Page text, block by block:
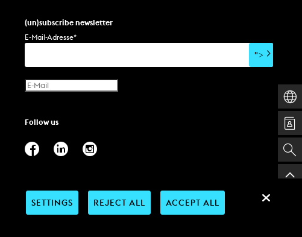
(un)subscribe newsletter
E-Mail-Adresse*
">
Follow us
SETTINGS REJECT ALL ACCEPT ALL